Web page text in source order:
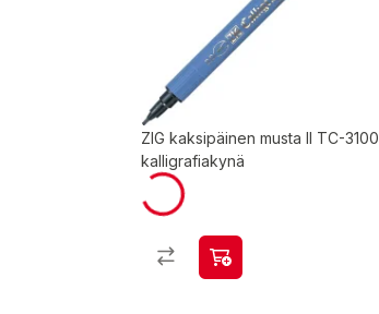
ZIG kaksipäinen musta II TC-3100
kalligrafiakynä